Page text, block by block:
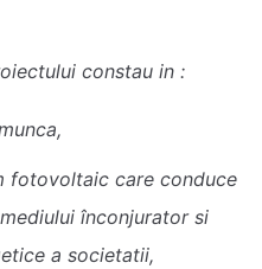
constau in :
fotovoltaic care conduce
înconjurator si
a societatii,